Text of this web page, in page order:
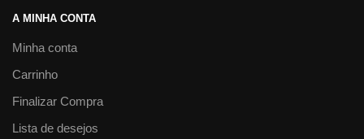
A MINHA CONTA
Minha conta
Carrinho
Finalizar Compra
Lista de desejos